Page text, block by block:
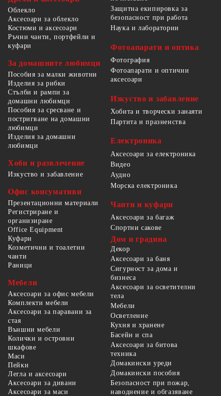
Облекло
Аксесоари за облекло
Костюми и аксесоари
Ръчни чанти, портфейли и
куфари
За домашните любимци
Пособия за малки животни
Изделия за рибки
Стълби и рампи за
домашни любимци
Пособия за сресване и
постригване на домашни
любимци
Изделия за домашни
любимци
Хоби и развлечение
Изкуство и забавление
Офис консумативи
Презентационни материали
Регистриране и
организиране
Office Equipment
Защитна екипировка за
безопасност при работа
Наука и лаборатории
Фотоапарати и оптика
Фотография
Фотоапарати и оптични
аксесоари
Изкуство и забавление
Хобита и творчески занаяти
Партита и празненства
Електроника
Аксесоари за електроника
Видео
Аудио
Морска електроника
Чанти и куфари
Аксесоари за багаж
Спортни сакове
Куфари
Козметични и тоалетни
чанти
Раници
Мебели
Аксесоари за офис мебели
Комплекти мебели
Аксесоари за паравани за
стая
Външни мебели
Колички и островни
шкафове
Маси
Пейки
Легла и аксесоари
Аксесоари за дивани
Аксесоари за маси
Дом и градина
Декор
Аксесоари за баня
Сигурност за дома и
бизнеса
Аксесоари за осветителни
тела
Мебели
Осветление
Кухня и хранене
Басейн и спа
Аксесоари за битова
техника
Домакински уреди
Домакински пособия
Безопасност при пожар,
наводнение и обгазяване